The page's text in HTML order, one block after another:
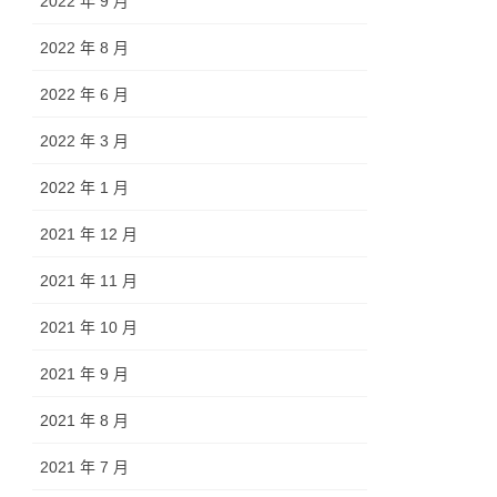
2022 年 8 月
2022 年 6 月
2022 年 3 月
2022 年 1 月
2021 年 12 月
2021 年 11 月
2021 年 10 月
2021 年 9 月
2021 年 8 月
2021 年 7 月